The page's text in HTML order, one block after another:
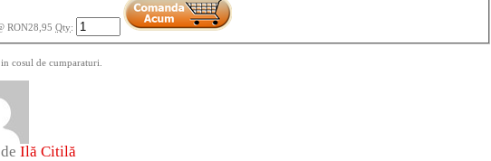
RON28,95 Qty:
cosul de cumparaturi.
Ilă Citilă